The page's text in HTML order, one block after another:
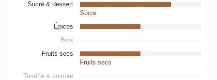
Sucré & dessert
Sucre
Épices
Bois
Fruits secs
Fruits secs
Torréfié & sombre